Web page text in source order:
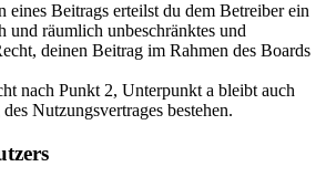
eines Beitrags erteilst du dem Betreiber ein
und räumlich unbeschränktes und
deinen Beitrag im Rahmen des Boards
nach Punkt 2, Unterpunkt a bleibt auch
Nutzungsvertrages bestehen.